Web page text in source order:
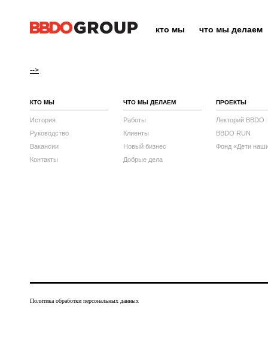
кто мы что мы делаем
-->
КТО МЫ
История
Руководство
Вакансии
Контакты
ЧТО МЫ ДЕЛАЕМ
Работы
Клиенты
Новый бизнес
Добрые дела
ПРОЕКТЫ
Лекторий BBDO
BBDO RUN
Фонд «Дети
Политика обработки персональных данных